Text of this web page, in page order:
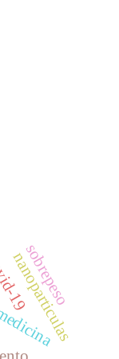
nanoparticulas
19sobrepeso